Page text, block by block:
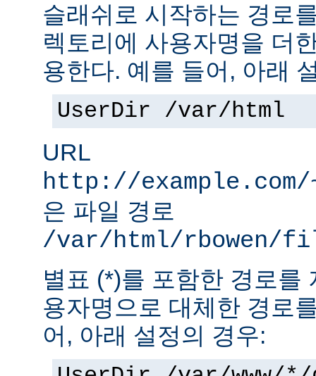
슬래쉬로 시작하는 경로
렉토리에 사용자명을 더
용한다. 예를 들어, 아래
UserDir /var/html
URL
http://
은 파일 경로
/var/html/rbowen/
별표 (*)를 포함한 경로를
용자명으로 대체한 경로
어, 아래 설정의 경우: